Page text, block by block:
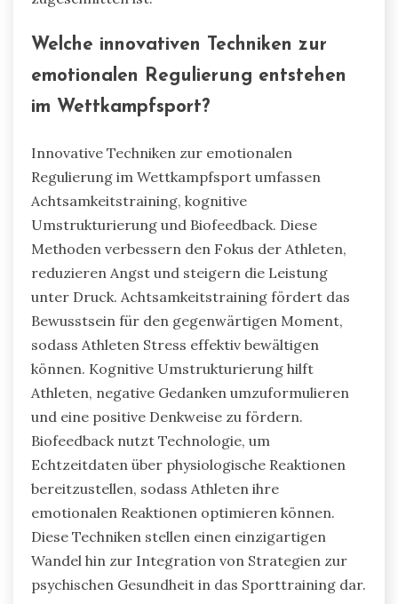
dieser kulturellen Nuancen verbessert die
Coaching-Strategien und
Unterstützungssysteme für Athleten und
fördert eine optimale emotionale Regulierung,
zugeschnitten ist.
Welche innovativen Techniken zur
emotionalen Regulierung entstehen
im Wettkampfsport?
Innovative Techniken zur emotionalen
Regulierung im Wettkampfsport umfassen
Achtsamkeitstraining, kognitive
Umstrukturierung und Biofeedback. Diese
Methoden verbessern den Fokus der Athleten,
reduzieren Angst und steigern die Leistung
unter Druck. Achtsamkeitstraining fördert das
Bewusstsein für den gegenwärtigen Moment,
sodass Athleten Stress effektiv bewältigen
können. Kognitive Umstrukturierung hilft
Athleten, negative Gedanken umzuformulieren
und eine positive Denkweise zu fördern.